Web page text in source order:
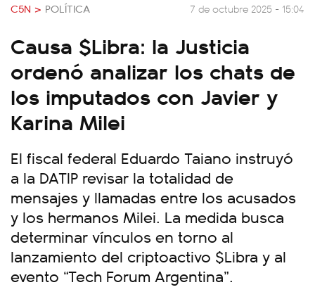
C5N > POLÍTICA 7 de octubre 2025 - 15:04
Causa $Libra: la Justicia
ordenó analizar los chats de
los imputados con Javier y
Karina Milei
El fiscal federal Eduardo Taiano instruyó
a la DATIP revisar la totalidad de
mensajes y llamadas entre los acusados
y los hermanos Milei. La medida busca
determinar vínculos en torno al
lanzamiento del criptoactivo $Libra y al
evento “Tech Forum Argentina”.